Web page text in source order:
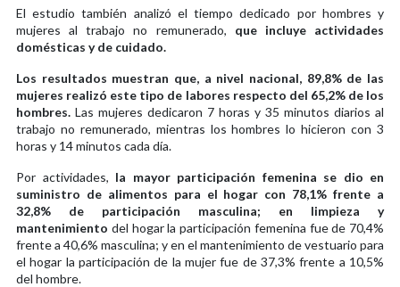
El estudio también analizó el tiempo dedicado por hombres y
mujeres al trabajo no remunerado, que incluye actividades
domésticas y de cuidado.
Los resultados muestran que, a nivel nacional, 89,8% de las
mujeres realizó este tipo de labores respecto del 65,2% de los
hombres. Las mujeres dedicaron 7 horas y 35 minutos diarios al
trabajo no remunerado, mientras los hombres lo hicieron con 3
horas y 14 minutos cada día.
Por actividades, la mayor participación femenina se dio en
suministro de alimentos para el hogar con 78,1% frente a
32,8% de participación masculina; en limpieza y
mantenimiento del hogar la participación femenina fue de 70,4%
frente a 40,6% masculina; y en el mantenimiento de vestuario para
el hogar la participación de la mujer fue de 37,3% frente a 10,5%
del hombre.